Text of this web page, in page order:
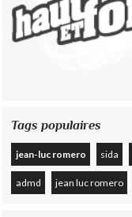
Tags populaires
jean-luc romero sida
admd jean luc romero